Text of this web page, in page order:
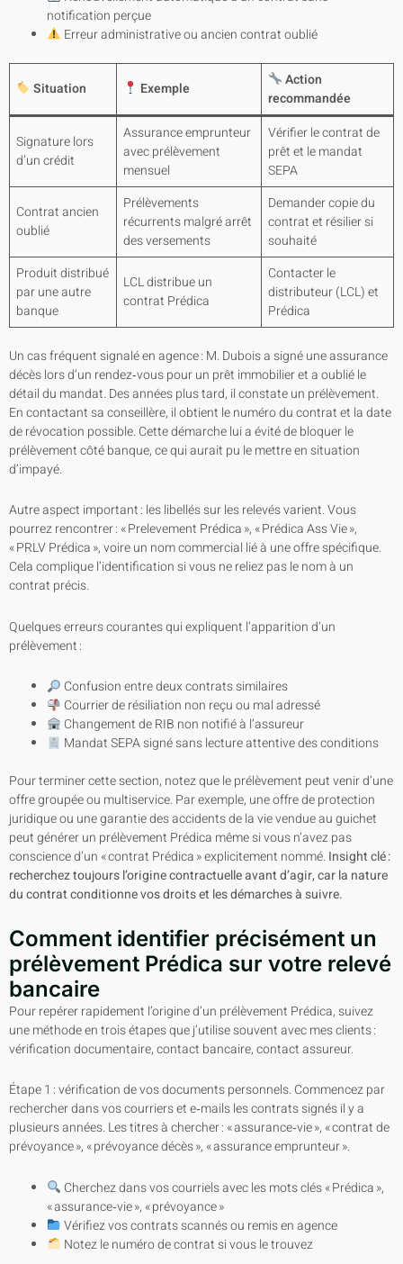
notification perçue
Erreur administrative ou ancien contrat oublié
Situation Exemple
Action
recommandée
Signature lors
d’un crédit
Assurance emprunteur
avec prélèvement
mensuel
Vérifier le contrat de
prêt et le mandat
SEPA
Contrat ancien
oublié
Prélèvements
récurrents malgré arrêt
des versements
Demander copie du
contrat et résilier si
souhaité
Produit distribué
par une autre
banque
LCL distribue un
contrat Prédica
Contacter le
distributeur (LCL) et
Prédica
Un cas fréquent signalé en agence : M. Dubois a signé une assurance
décès lors d’un rendez‑vous pour un prêt immobilier et a oublié le
détail du mandat. Des années plus tard, il constate un prélèvement.
En contactant sa conseillère, il obtient le numéro du contrat et la date
de révocation possible. Cette démarche lui a évité de bloquer le
prélèvement côté banque, ce qui aurait pu le mettre en situation
d’impayé.
Autre aspect important : les libellés sur les relevés varient. Vous
pourrez rencontrer : « Prelevement Prédica », « Prédica Ass Vie »,
« PRLV Prédica », voire un nom commercial lié à une offre spécifique.
Cela complique l’identification si vous ne reliez pas le nom à un
contrat précis.
Quelques erreurs courantes qui expliquent l’apparition d’un
prélèvement :
Confusion entre deux contrats similaires
Courrier de résiliation non reçu ou mal adressé
Changement de RIB non notifié à l’assureur
Mandat SEPA signé sans lecture attentive des conditions
Pour terminer cette section, notez que le prélèvement peut venir d’une
offre groupée ou multiservice. Par exemple, une offre de protection
juridique ou une garantie des accidents de la vie vendue au guichet
peut générer un prélèvement Prédica même si vous n’avez pas
conscience d’un « contrat Prédica » explicitement nommé.Insight clé :
recherchez toujours l’origine contractuelle avant d’agir, car la nature
du contrat conditionne vos droits et les démarches à suivre.
Comment identifier précisément un
prélèvement Prédica sur votre relevé
bancaire
Pour repérer rapidement l’origine d’un prélèvement Prédica, suivez
une méthode en trois étapes que j’utilise souvent avec mes clients :
vérification documentaire, contact bancaire, contact assureur.
Étape 1 : vérification de vos documents personnels. Commencez par
rechercher dans vos courriers et e‑mails les contrats signés il y a
plusieurs années. Les titres à chercher : « assurance‑vie », « contrat de
prévoyance », « prévoyance décès », « assurance emprunteur ».
Cherchez dans vos courriels avec les mots clés « Prédica »,
« assurance‑vie », « prévoyance »
Vérifiez vos contrats scannés ou remis en agence
Notez le numéro de contrat si vous le trouvez